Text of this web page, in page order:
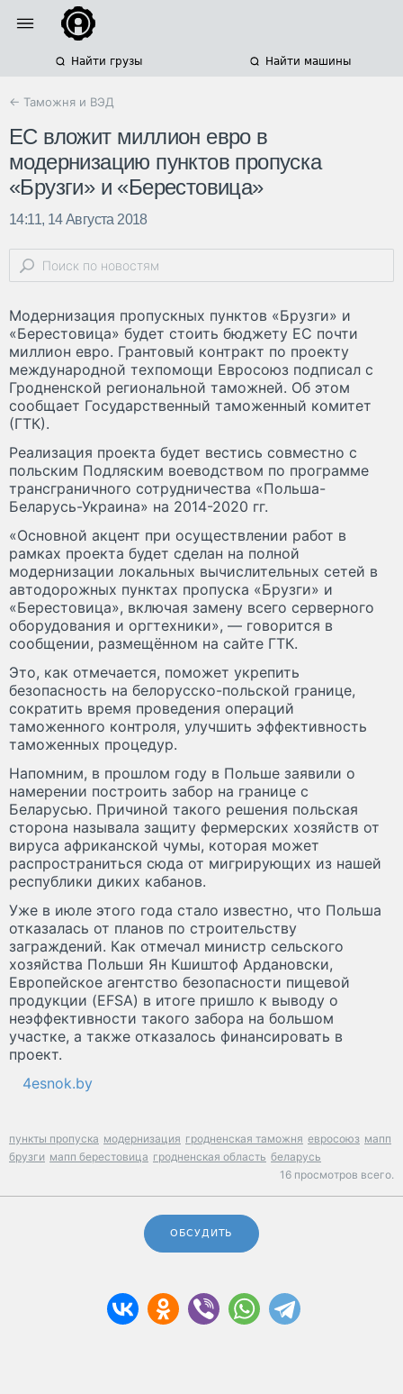
Найти грузы Найти машины
← Таможня и ВЭД
ЕС вложит миллион евро в
модернизацию пунктов пропуска
«Брузги» и «Берестовица»
14:11, 14 Августа 2018
Модернизация пропускных пунктов «Брузги» и
«Берестовица» будет стоить бюджету ЕС почти
миллион евро. Грантовый контракт по проекту
международной техпомощи Евросоюз подписал с
Гродненской региональной таможней. Об этом
сообщает Государственный таможенный комитет
(ГТК).
Реализация проекта будет вестись совместно с
польским Подляским воеводством по программе
трансграничного сотрудничества «Польша-
Беларусь-Украина» на 2014-2020 гг.
«Основной акцент при осуществлении работ в
рамках проекта будет сделан на полной
модернизации локальных вычислительных сетей в
автодорожных пунктах пропуска «Брузги» и
«Берестовица», включая замену всего серверного
оборудования и оргтехники», — говорится в
сообщении, размещённом на сайте ГТК.
Это, как отмечается, поможет укрепить
безопасность на белорусско-польской границе,
сократить время проведения операций
таможенного контроля, улучшить эффективность
таможенных процедур.
Напомним, в прошлом году в Польше заявили о
намерении построить забор на границе с
Беларусью. Причиной такого решения польская
сторона называла защиту фермерских хозяйств от
вируса африканской чумы, которая может
распространиться сюда от мигрирующих из нашей
республики диких кабанов.
Уже в июле этого года стало известно, что Польша
отказалась от планов по строительству
заграждений. Как отмечал министр сельского
хозяйства Польши Ян Кшиштоф Ардановски,
Европейское агентство безопасности пищевой
продукции (EFSA) в итоге пришло к выводу о
неэффективности такого забора на большом
участке, а также отказалось финансировать в
проект.
4esnok.by
пункты пропуска модернизация гродненская таможня евросоюз мапп
брузги мапп берестовица гродненская область беларусь
16 просмотров всего.
ОБСУДИТЬ